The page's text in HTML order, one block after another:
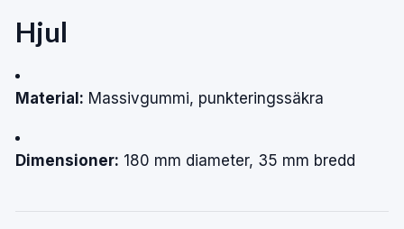
Hjul
Material: Massivgummi, punkteringssäkra
Dimensioner: 180 mm diameter, 35 mm bredd